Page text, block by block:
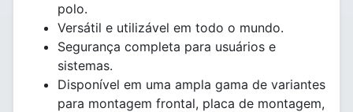
polo.
Versátil e utilizável em todo o mundo.
Segurança completa para usuários e
sistemas.
Disponível em uma ampla gama de variantes
para montagem frontal, placa de montagem,